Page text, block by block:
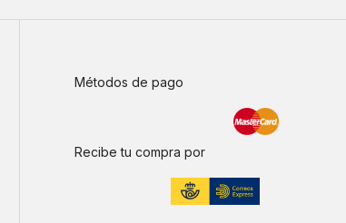
Métodos de pago
Recibe tu compra por